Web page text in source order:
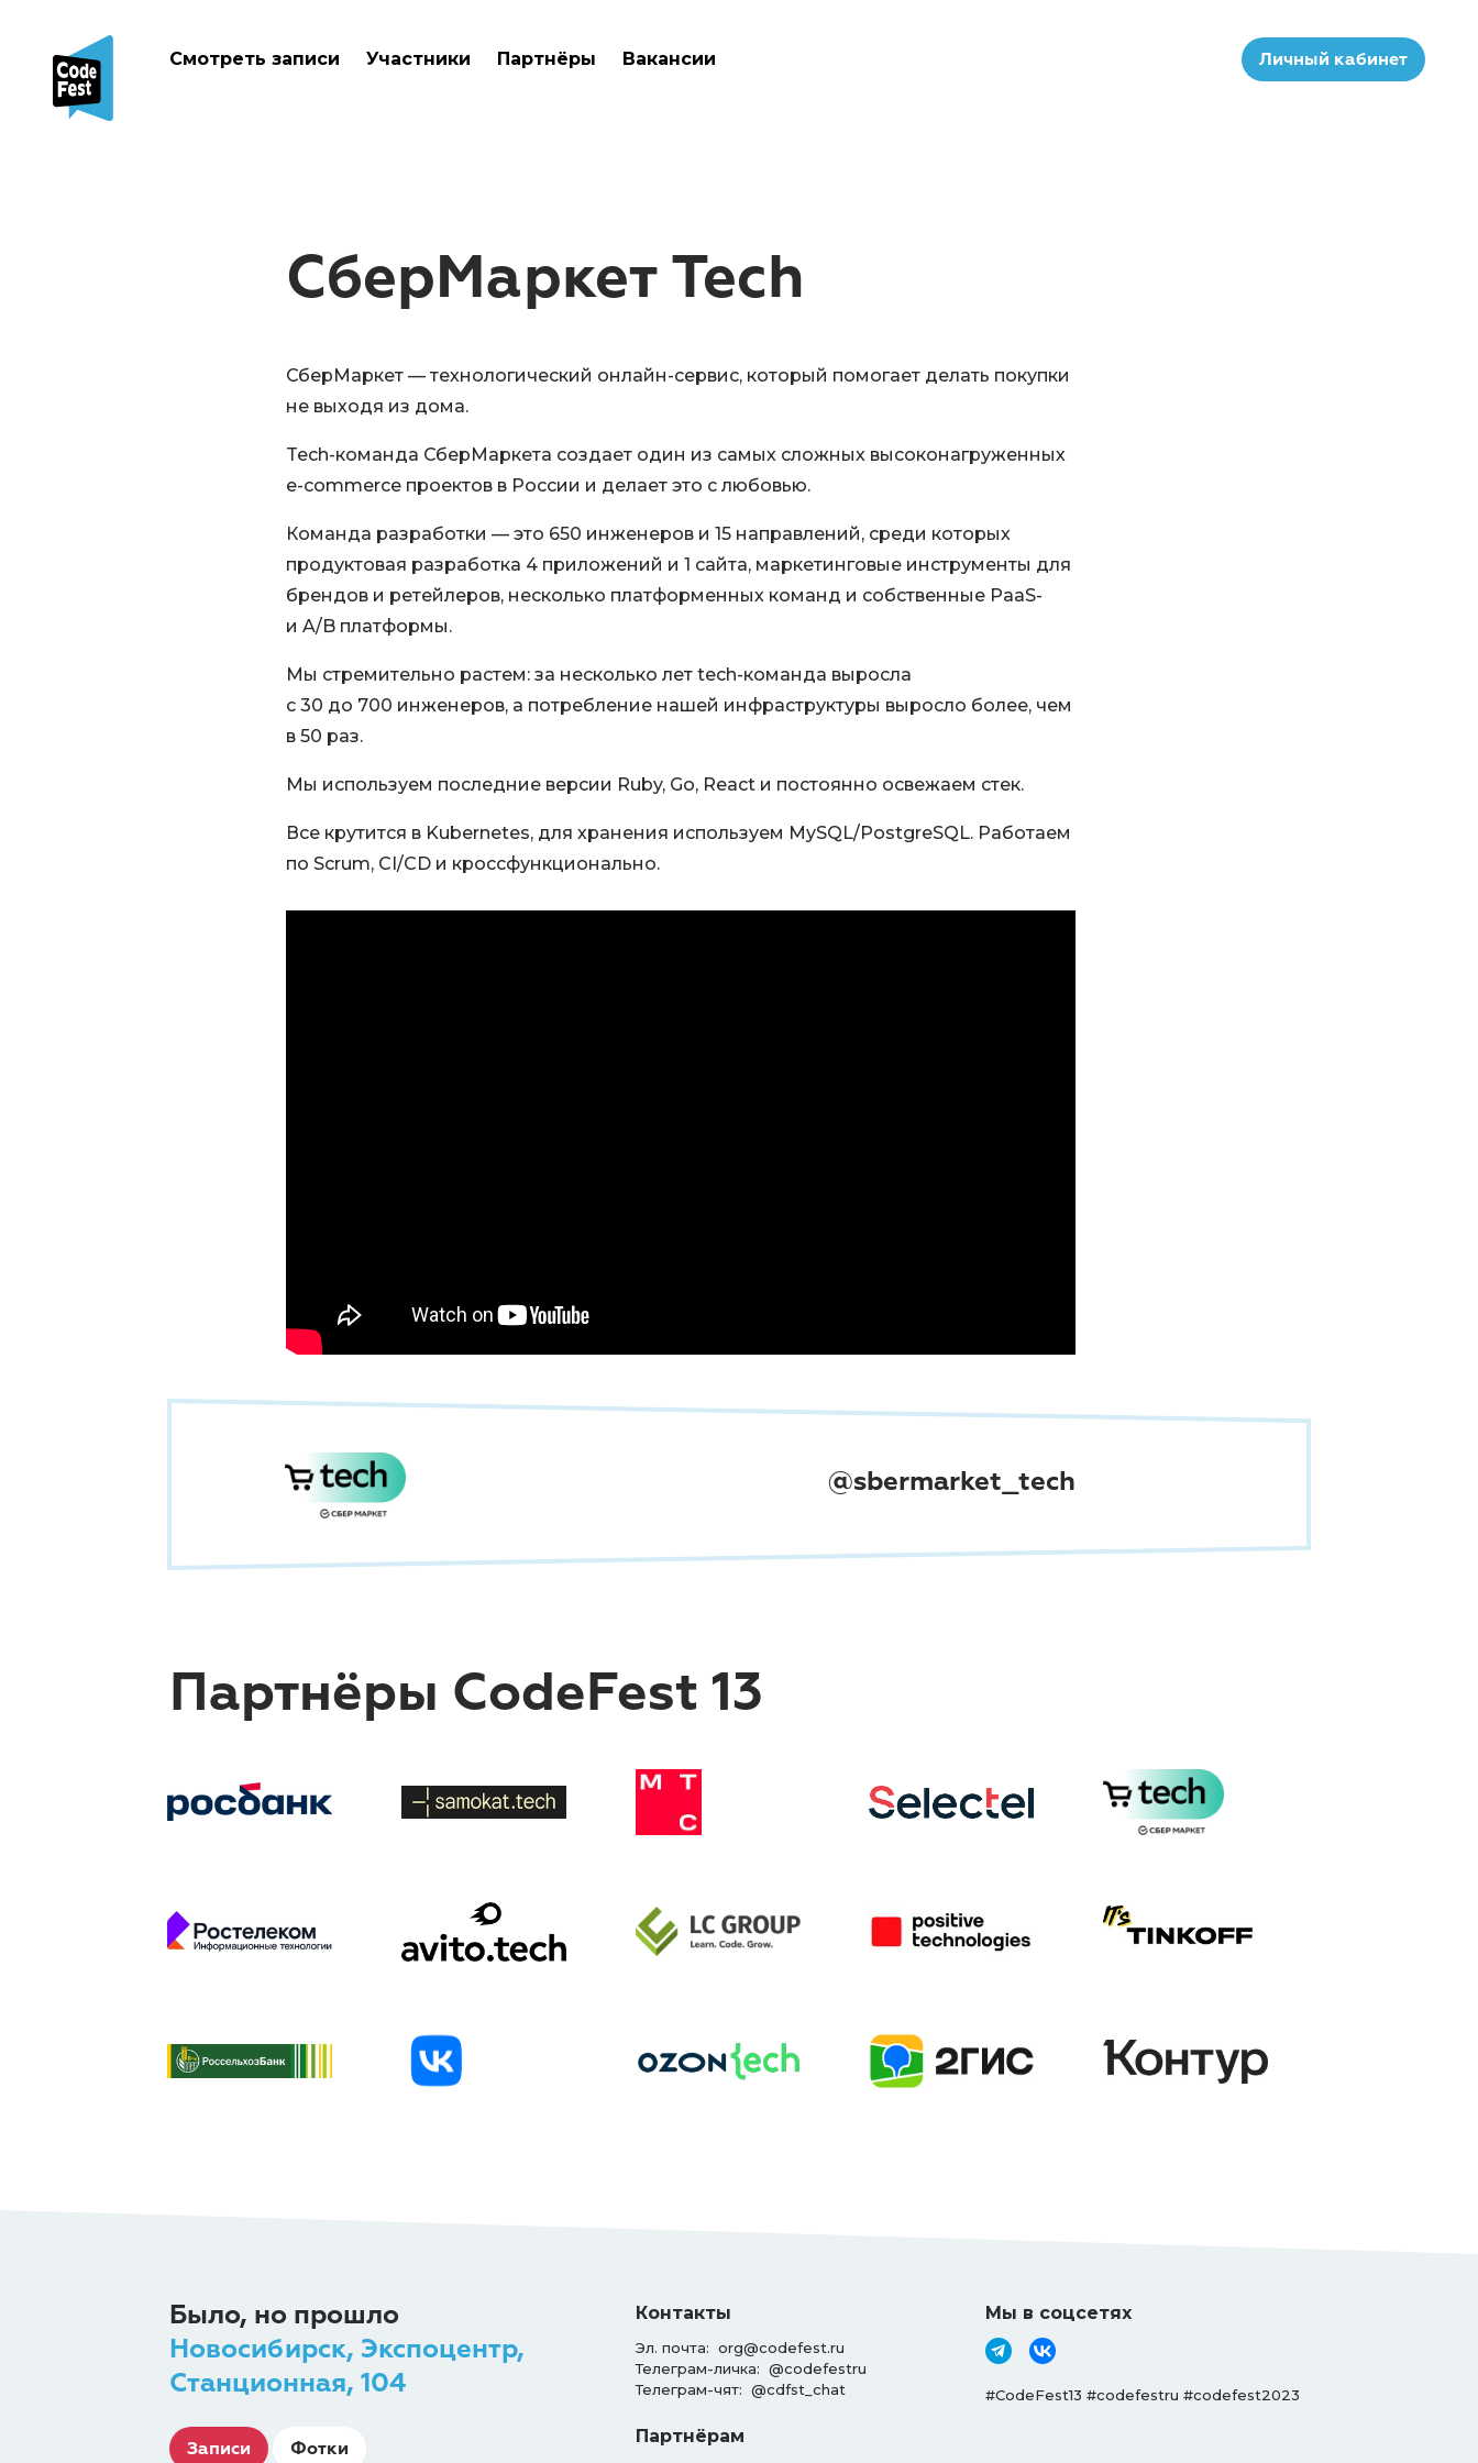
Личный кабинет
Смотреть записи Участники Партнёры Вакансии
СберМаркет Tech
СберМаркет — технологический онлайн-сервис, который помогает делать покупки
не выходя из дома.
Tech-команда СберМаркета создает один из самых сложных высоконагруженных
e-commerce проектов в России и делает это с любовью.
Команда разработки — это 650 инженеров и 15 направлений, среди которых
продуктовая разработка 4 приложений и 1 сайта, маркетинговые инструменты для
брендов и ретейлеров, несколько платформенных команд и собственные PaaS-
и A/B платформы.
Мы стремительно растем: за несколько лет tech-команда выросла
с 30 до 700 инженеров, а потребление нашей инфраструктуры выросло более, чем
в 50 раз.
Мы используем последние версии Ruby, Go, React и постоянно освежаем стек.
Все крутится в Kubernetes, для хранения используем MySQL/PostgreSQL. Работаем
по Scrum, CI/CD и кроссфункционально.
@sbermarket_tech
Партнёры CodeFest 13
Было, но прошло
Новосибирск, Экспоцентр,
Станционная, 104
Записи Фотки
Контакты
Эл. почта: org@codefest.ru
Телеграм-личка: @codefestru
Телеграм-чят: @cdfst_chat
Партнёрам
Мы в соцсетях
#CodeFest13 #codefestru #codefest2023